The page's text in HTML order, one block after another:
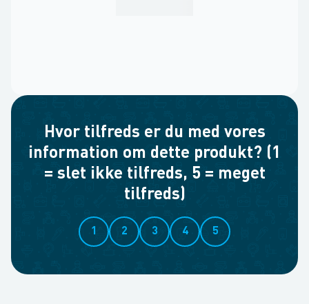
Hvor tilfreds er du med vores
information om dette produkt? (1
= slet ikke tilfreds, 5 = meget
tilfreds)
1 2 3 4 5